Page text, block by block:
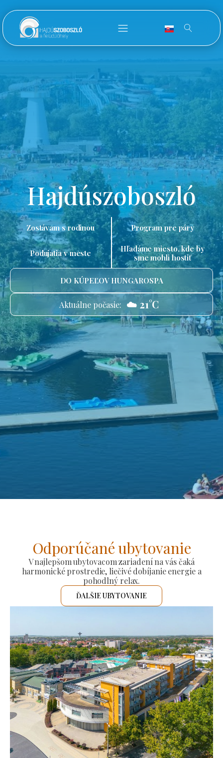
Hajdúszoboszló
Zostávam s rodinou Program pre páry
Podujatia v meste
Hľadáme miesto, kde by
sme mohli hostiť
DO KÚPEĽOV HUNGAROSPA
Aktuálne počasie: ☁️ 21°C
Odporúčané ubytovanie
V najlepšom ubytovacom zariadení na vás čaká
harmonické prostredie, liečivé dobíjanie energie a
pohodlný relax.
ĎALŠIE UBYTOVANIE